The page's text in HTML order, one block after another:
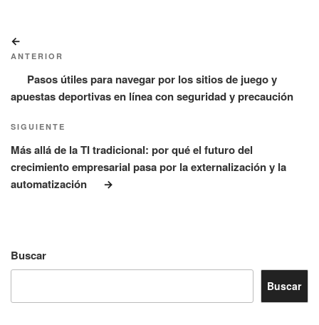
de
entradas
anterior:
ANTERIOR
Pasos útiles para navegar por los sitios de juego y
apuestas deportivas en línea con seguridad y precaución
Siguiente
entrada
SIGUIENTE
Más allá de la TI tradicional: por qué el futuro del
crecimiento empresarial pasa por la externalización y la
automatización
Buscar
Buscar